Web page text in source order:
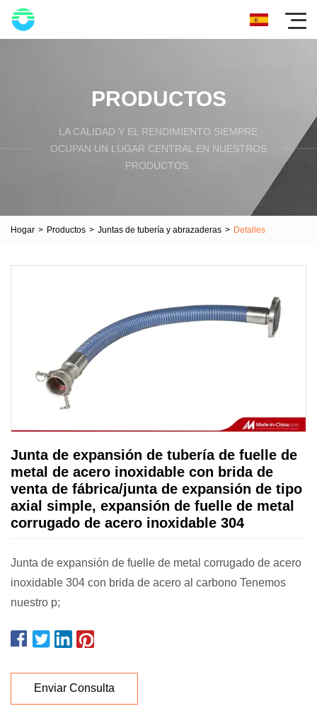
PRODUCTOS
LA CALIDAD Y EL RENDIMIENTO SIEMPRE
OCUPAN UN LUGAR CENTRAL EN NUESTROS
PRODUCTOS.
Hogar > Productos > Juntas de tubería y abrazaderas > Detalles
Junta de expansión de tubería de fuelle de
metal de acero inoxidable con brida de
venta de fábrica/junta de expansión de tipo
axial simple, expansión de fuelle de metal
corrugado de acero inoxidable 304
Junta de expansión de fuelle de metal corrugado de acero
inoxidable 304 con brida de acero al carbono Tenemos
nuestro p;
Enviar Consulta